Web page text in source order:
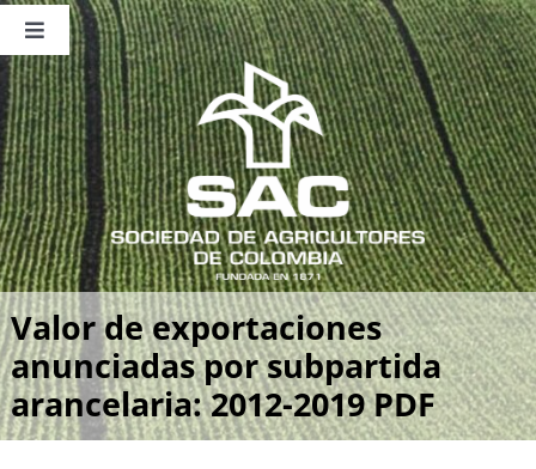
Saltar
contenido
Toggle
Navigation
Nosotros
Publicaciones
Sala de Prensa
Eventos
Valor de exportaciones
anunciadas por subpartida
arancelaria: 2012-2019 PDF